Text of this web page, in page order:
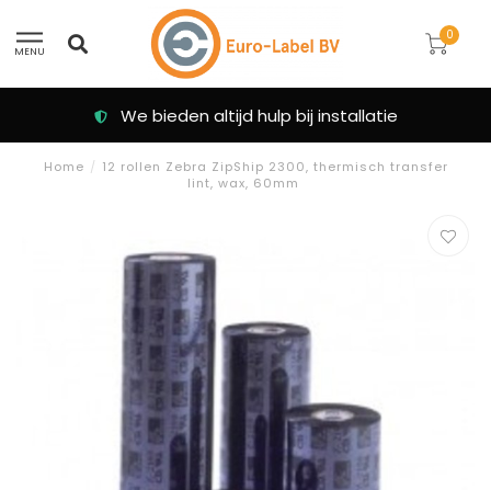
MENU
0
We bieden altijd hulp bij installatie
Home / 12 rollen Zebra ZipShip 2300, thermisch transfer
lint, wax, 60mm